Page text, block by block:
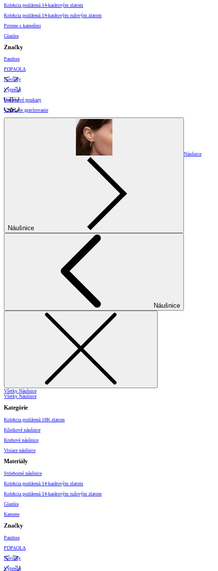
Kolekcia pozlátená 14-karátovým zlatom
Kolekcia pozlátená 14-karátovým ružovým zlatom
Prstene s kameňmi
Glazúra
Značky
Pandora
PDPAOLA
Novinky
Výpredaj
Darčekové poukazy
Vzory pre gravírovanie
Náušnice
Náušnice
Náušnice
Všetky Náušnice
Všetky Náušnice
Kategórie
Kolekcia pozlátená 18K zlatom
Kôstkové náušnice
Kruhové náušnice
Visiace náušnice
Materiály
Strieborné náušnice
Kolekcia pozlátená 14-karátovým zlatom
Kolekcia pozlátená 14-karátovým ružovým zlatom
Glazúra
Kamene
Značky
Pandora
PDPAOLA
Novinky
Výpredaj